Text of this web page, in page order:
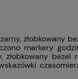
żłobkowany
markery
żłobkowany